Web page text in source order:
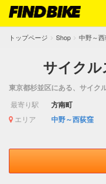
トップページ Shop 中野～
サイク
東京都杉並区にある、サイク
最寄り駅 方南町
エリア 中野～西荻窪